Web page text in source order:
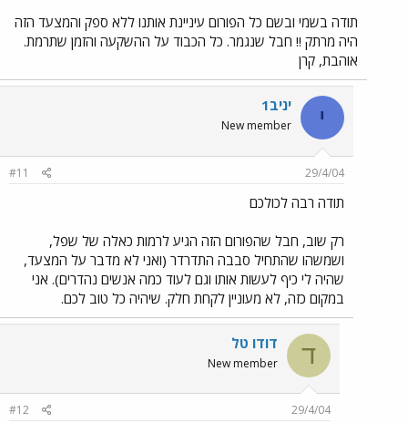
תודה בשמי ובשם כל הפורום עיניינת אותנו ללא ספק והמצעד הזה
היה מרתק !! חבל שנגמר. כל הכבוד על ההשקעה והזמן שתרמת.
אוהבת, קרן
י יניב1
New member
29/4/04
#11
תודה רבה לכולכם
רק שוב, חבל שהפורום הזה הגיע לרמות כאלה של שפל,
ושמשהו שהתחיל סבבה התדרדר (ואני לא מדבר על המצעד,
שהיה לי כיף לעשות אותו וגם לעוד כמה אנשים נהדרים). אני
במקום כזה, לא מעוניין לקחת חלק. שיהיה כל טוב לכם.
ד דודו טל
New member
29/4/04
#12